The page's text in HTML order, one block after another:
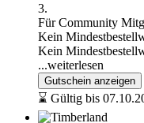
3.
Für Community
Kein
Kein
...weiterlesen
Gutschein anzeigen
⌛ Gültig bis